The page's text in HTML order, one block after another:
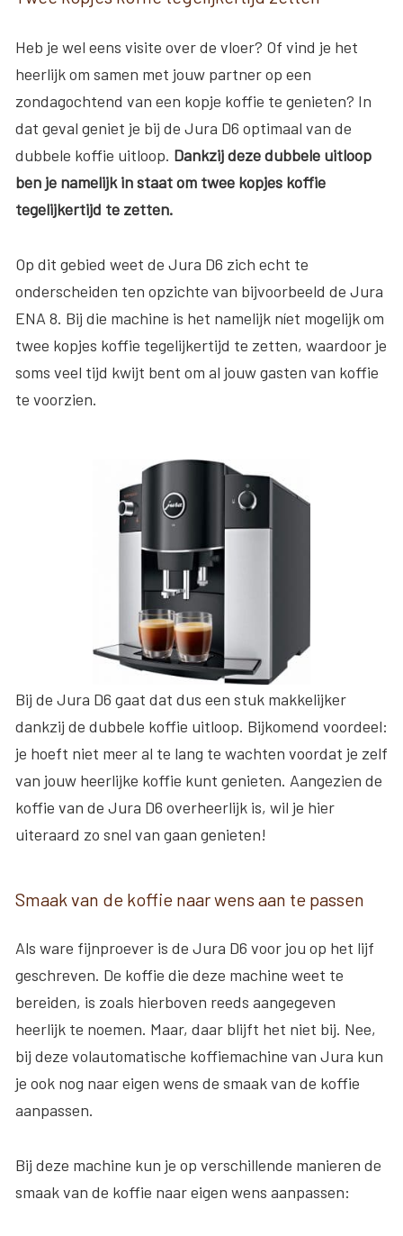
Heb je wel eens visite over de vloer? Of vind je het
heerlijk om samen met jouw partner op een
zondagochtend van een kopje koffie te genieten? In
dat geval geniet je bij de Jura D6 optimaal van de
dubbele koffie uitloop. Dankzij deze dubbele uitloop
ben je namelijk in staat om twee kopjes koffie
tegelijkertijd te zetten.
Op dit gebied weet de Jura D6 zich echt te
onderscheiden ten opzichte van bijvoorbeeld de Jura
ENA 8. Bij die machine is het namelijk níet mogelijk om
twee kopjes koffie tegelijkertijd te zetten, waardoor je
soms veel tijd kwijt bent om al jouw gasten van koffie
te voorzien.
Bij de Jura D6 gaat dat dus een stuk makkelijker
dankzij de dubbele koffie uitloop. Bijkomend voordeel:
je hoeft niet meer al te lang te wachten voordat je zelf
van jouw heerlijke koffie kunt genieten. Aangezien de
koffie van de Jura D6 overheerlijk is, wil je hier
uiteraard zo snel van gaan genieten!
Smaak van de koffie naar wens aan te passen
Als ware fijnproever is de Jura D6 voor jou op het lijf
geschreven. De koffie die deze machine weet te
bereiden, is zoals hierboven reeds aangegeven
heerlijk te noemen. Maar, daar blijft het niet bij. Nee,
bij deze volautomatische koffiemachine van Jura kun
je ook nog naar eigen wens de smaak van de koffie
aanpassen.
Bij deze machine kun je op verschillende manieren de
smaak van de koffie naar eigen wens aanpassen: